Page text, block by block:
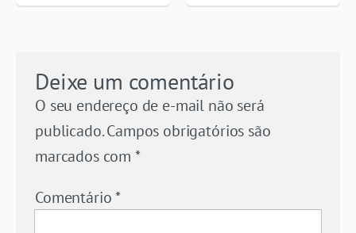
Deixe um comentário
O seu endereço de e-mail não será
publicado. Campos obrigatórios são
marcados com *
Comentário*